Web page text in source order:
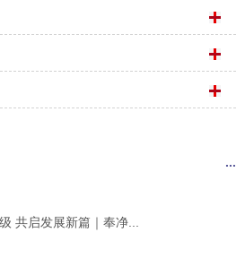
...
共启发展新篇｜奉净...